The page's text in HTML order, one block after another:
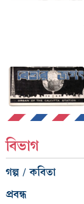
বিভাগ
গল্প / কবিতা
প্রবন্ধ